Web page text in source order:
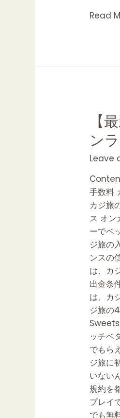
解
ー
Read
【
ン
Leave
手数料
カジ旅
ス オン
ーでベ
ジ旅の
ンスの
は、カ
出金条
は、カ
ジ旅の
ッチベ
でもら
ジ旅に
いない
規約を
プレイ
でも無
【最
新】
カ
ジ
の
入
金
ボ
ー
ナ
ス
の
種
類・
金
額・
出
金
条
件
を
徹